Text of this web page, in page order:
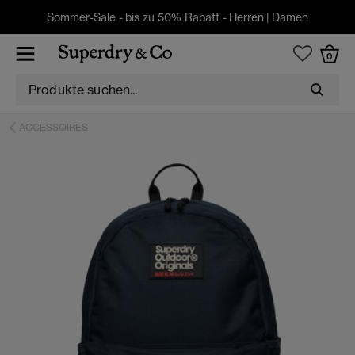
Sommer-Sale - bis zu 50% Rabatt - Herren | Damen
0
ACCESSOIRES